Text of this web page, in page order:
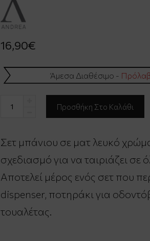
16,90€
Άμεσα Διαθέσιμο -
Σετ μπάνιου σε ματ λευκό
σχεδιασμό για να ταιριάζει σε
Αποτελεί μέρος ενός σετ που
dispenser, ποτηράκι για
τουαλέτας.